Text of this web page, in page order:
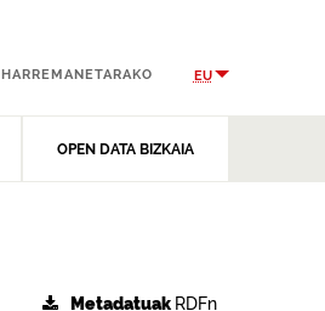
OPEN DATA BIZKAIA
HARREMANETARAKO EU
Metadatuak RDFn